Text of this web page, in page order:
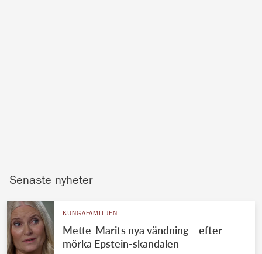
Senaste nyheter
KUNGAFAMILJEN
Mette-Marits nya vändning – efter
mörka Epstein-skandalen